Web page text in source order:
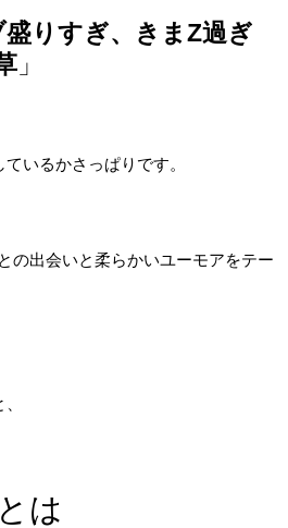
りすぎ、きまZ過ぎ
」
いるかさっぱりです。
の出会いと柔らかいユーモアをテー
は